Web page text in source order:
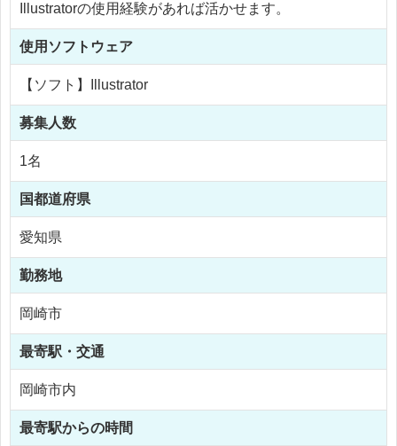
Illustratorの使用経験があれば活かせます。
使用 ソフトウェア
【ソフト】Illustrator
募集人数
1名
国都道府県
愛知県
勤務地
岡崎市
最寄駅・交通
岡崎市内
最寄駅からの時間